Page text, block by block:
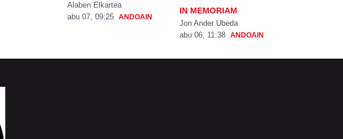
Alaben Elkartea
abu 07, 09:25 ANDOAIN
IN MEMORIAM
Jon Ander Ubeda
abu 06, 11:38 ANDOAIN